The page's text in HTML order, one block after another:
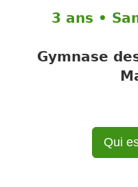
3 ans •
Gymnase
Qui